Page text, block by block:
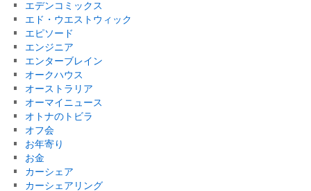
エデンコミックス
エド・ウエストウィック
エピソード
エンジニア
エンターブレイン
オークハウス
オーストラリア
オーマイニュース
オトナのトビラ
オフ会
お年寄り
お金
カーシェア
カーシェアリング